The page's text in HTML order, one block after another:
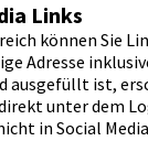
Links
können Sie
Adresse
ausgefüllt ist,
unter dem
in Social